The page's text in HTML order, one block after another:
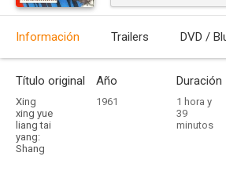
Información Trailers DVD /
Título original
Xing
xing yue
liang tai
yang:
Shang
Año
1961
Duración
1 hora y
39
minutos